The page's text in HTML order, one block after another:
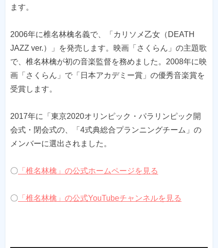
ます。
2006年に椎名林檎名義で、「カリソメ乙女（DEATH
JAZZ ver.）」を発売します。映画「さくらん」の主題歌
で、椎名林檎が初の音楽監督を務めました。2008年に映
画「さくらん」で「日本アカデミー賞」の優秀音楽賞を
受賞します。
2017年に「東京2020オリンピック・パラリンピック開
会式・閉会式の、「4式典総合プランニングチーム」の
メンバーに選出されました。
〇 「椎名林檎」の公式ホームページを見る
〇 「椎名林檎」の公式YouTubeチャンネルを見る